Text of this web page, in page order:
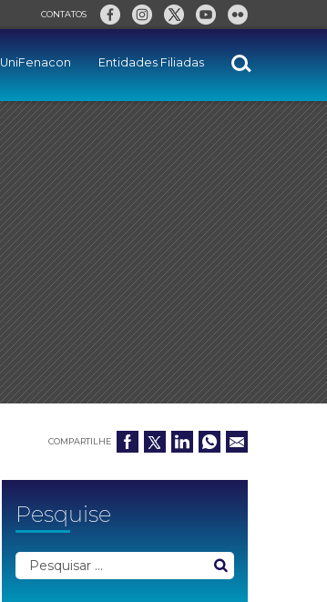
CONTATOS
UniFenacon Entidades Filiadas
COMPARTILHE
Pesquise